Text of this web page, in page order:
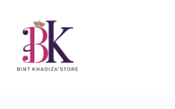
contenu